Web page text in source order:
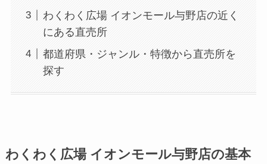
わくわく広場 イオンモール与野店の近く
にある直売所
都道府県・ジャンル・特徴から直売所を
探す
わくわく広場 イオンモール与野店の基本